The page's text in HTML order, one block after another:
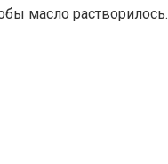
масло растворилось.